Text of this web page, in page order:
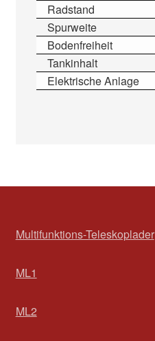
Radstand
Spurweite
Bodenfreiheit
Tankinhalt
Elektrische Anlage
Multifunktions-Teleskoplader
ML1
ML2